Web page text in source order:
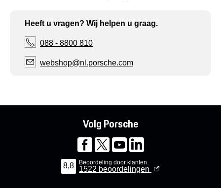
Heeft u vragen? Wij helpen u graag.
088 - 8800 810
webshop@nl.porsche.com
Volg Porsche
8,8 Beoordeling door klanten
1522 beoordelingen